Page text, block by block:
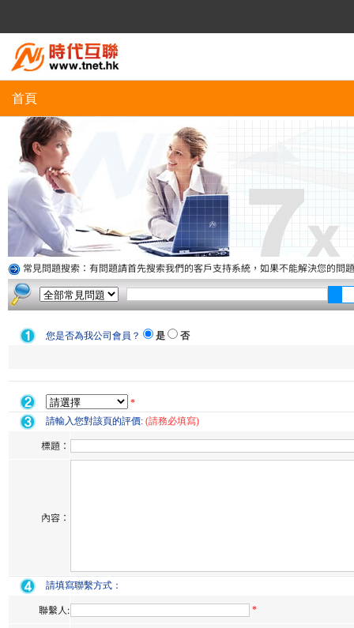
首頁
常見問題搜索：有問題請首先搜索我們的客戶支持系統，如果不能解決您的問
您是否為我公司會員？ 是 否
*
請輸入您對該頁的評價: (請務必填寫)
標題：
內容：
請填寫聯繫方式：
聯繫人: *